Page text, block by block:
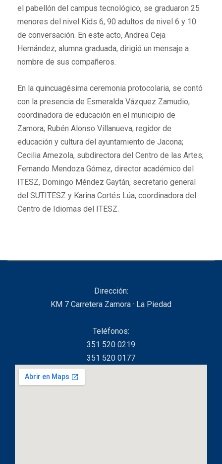
el pabellón del campus tecnológico, se graduaron 25
menores del nivel Kids 6, 90 adultos de nivel 6 y 10
de conversación. En este acto, Andrea Ceja
Hernández, alumna graduada, dirigió un mensaje a
nombre de sus compañeros.
En la quincuagésima ceremonia protocolaria, se contó
con la presencia de Esmeralda Vázquez Zamudio,
coordinadora de educación en el municipio de
Zamora; Rubén Alonso Villanueva, regidor de
educación y cultura del ayuntamiento de Jacona;
Cecilia Amezola, subdirectora del Centro de las Artes;
Fernando Mendoza Gómez, director académico del
ITESZ, Domingo Méndez Gaytán, secretario general
del SUTITESZ y Karina Cortés Lúa, coordinadora del
Centro de Idiomas del ITESZ.
Dirección:
KM 7 Carretera Zamora · La Piedad
Teléfonos:
351 520 0219
351 520 0177